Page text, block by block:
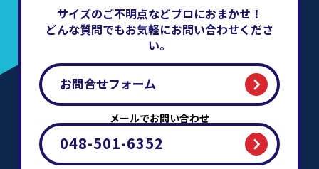
サイズのご不明点などプロにおまかせ！
どんな質問でもお気軽にお問い合わせくださ
い。
お問合せフォーム
メールでお問い合わせ
048-501-6352